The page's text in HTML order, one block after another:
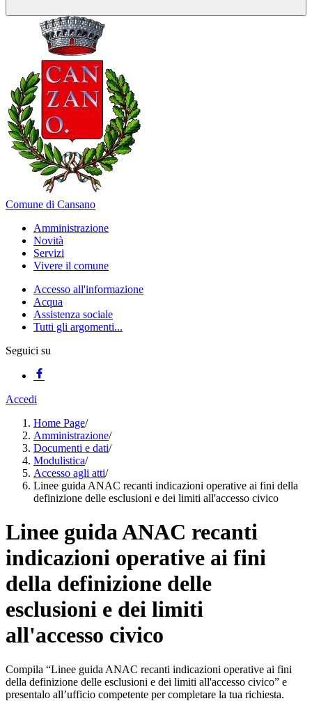
Comune di Cansano
Amministrazione
Novità
Servizi
Vivere il comune
Accesso all'informazione
Acqua
Assistenza sociale
Tutti gli argomenti...
Seguici su
Accedi
Home Page/
Amministrazione/
Documenti e dati/
Modulistica/
Accesso agli atti/
Linee guida ANAC recanti indicazioni operative ai fini della
definizione delle esclusioni e dei limiti all'accesso civico
Linee guida ANAC recanti
indicazioni operative ai fini
della definizione delle
esclusioni e dei limiti
all'accesso civico
Compila “Linee guida ANAC recanti indicazioni operative ai fini
della definizione delle esclusioni e dei limiti all'accesso civico” e
presentalo all’ufficio competente per completare la tua richiesta.